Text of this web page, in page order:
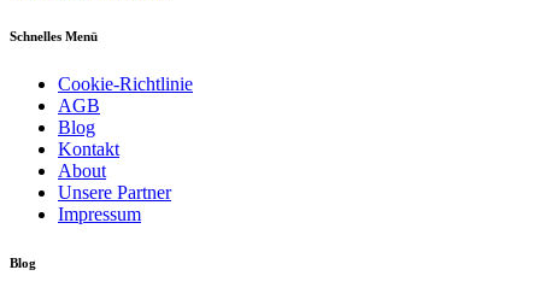
Schnelles Menü
Cookie-Richtlinie
AGB
Blog
Kontakt
About
Unsere Partner
Impressum
Blog